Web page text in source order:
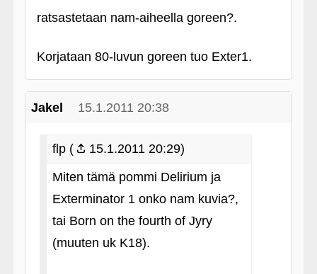
ratsastetaan nam-aiheella goreen?.
Korjataan 80-luvun goreen tuo Exter1.
Jakel 15.1.2011 20:38
flp (
15.1.2011 20:29)
Miten tämä pommi Delirium ja
Exterminator 1 onko nam kuvia?,
tai Born on the fourth of Jyry
(muuten uk K18).